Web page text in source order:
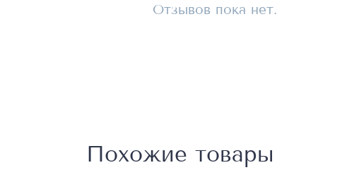
Отзывов пока нет.
Похожие товары